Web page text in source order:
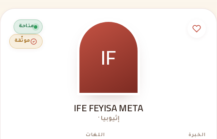
متاحة
موثّقة IF
IFE FEYISA META
إثيوبيا ·
الخبرة اللغات